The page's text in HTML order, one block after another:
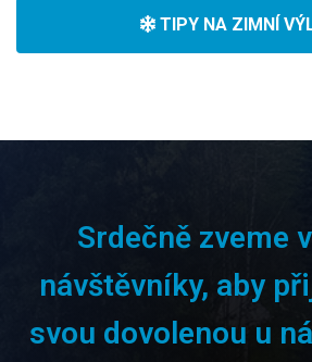
TIPY NA ZIMNÍ
Srdečně zveme
návštěvníky, aby
svou dovolenou u